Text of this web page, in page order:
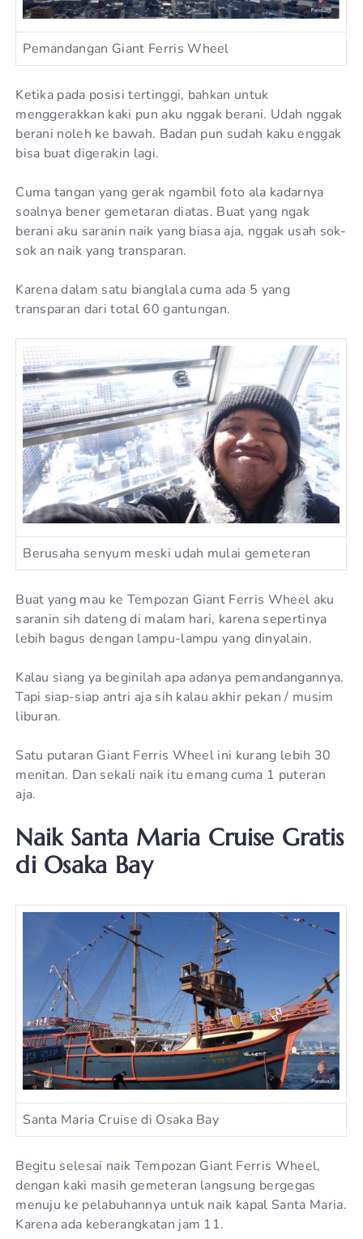
Pemandangan Giant Ferris Wheel
Ketika pada posisi tertinggi, bahkan untuk
menggerakkan kaki pun aku nggak berani. Udah nggak
berani noleh ke bawah. Badan pun sudah kaku enggak
bisa buat digerakin lagi.
Cuma tangan yang gerak ngambil foto ala kadarnya
soalnya bener gemetaran diatas. Buat yang ngak
berani aku saranin naik yang biasa aja, nggak usah sok-
sok an naik yang transparan.
Karena dalam satu bianglala cuma ada 5 yang
transparan dari total 60 gantungan.
Berusaha senyum meski udah mulai gemeteran
Buat yang mau ke Tempozan Giant Ferris Wheel aku
saranin sih dateng di malam hari, karena sepertinya
lebih bagus dengan lampu-lampu yang dinyalain.
Kalau siang ya beginilah apa adanya pemandangannya.
Tapi siap-siap antri aja sih kalau akhir pekan / musim
liburan.
Satu putaran Giant Ferris Wheel ini kurang lebih 30
menitan. Dan sekali naik itu emang cuma 1 puteran
aja.
Naik Santa Maria Cruise Gratis
di Osaka Bay
Santa Maria Cruise di Osaka Bay
Begitu selesai naik Tempozan Giant Ferris Wheel,
dengan kaki masih gemeteran langsung bergegas
menuju ke pelabuhannya untuk naik kapal Santa Maria.
Karena ada keberangkatan jam 11.